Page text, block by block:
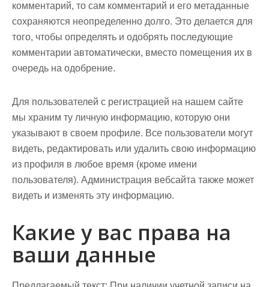
комментарий, то сам комментарий и его метаданные
сохраняются неопределенно долго. Это делается для
того, чтобы определять и одобрять последующие
комментарии автоматически, вместо помещения их в
очередь на одобрение.
Для пользователей с регистрацией на нашем сайте
мы храним ту личную информацию, которую они
указывают в своем профиле. Все пользователи могут
видеть, редактировать или удалить свою информацию
из профиля в любое время (кроме имени
пользователя). Администрация вебсайта также может
видеть и изменять эту информацию.
Какие у вас права на
ваши данные